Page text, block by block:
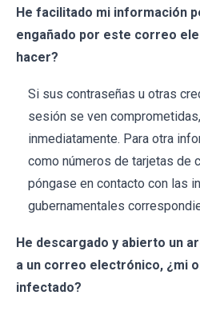
He facilitado mi información
engañado por este correo
hacer?
Si sus contraseñas u otras
sesión se ven
inmediatamente. Para otra
como números de tarjetas de
póngase en contacto con las
gubernamentales
He descargado y abierto un
a un correo electrónico, ¿mi
infectado?